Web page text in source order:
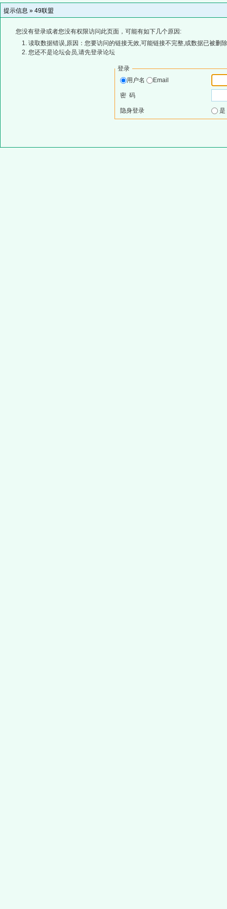
提示信息 » 49联盟
您没有登录或者您没有权限访问此页面，可能有如下几个原因:
读取数据错误,原因：您要访问的链接无效,可能链接不完整,或数据已被删
您还不是论坛会员,请先登录论坛
登录
用户名
Email
密 码
隐身登录